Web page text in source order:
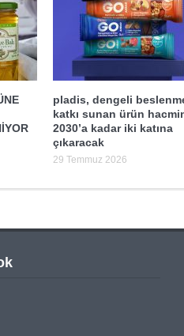
pladis, dengeli
katkı sunan ürün
2030’a kadar iki katına
çıkaracak
29 Temmuz 2026
Sağlık mı Siyaset mi?